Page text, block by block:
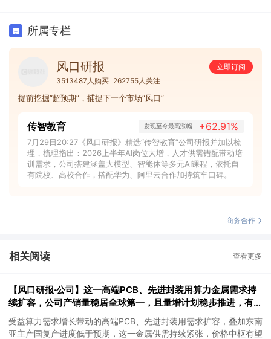
所属专栏
风口研报
立即订阅
3513487人购买 262755人关注
提前挖掘“超预期”，捕捉下一个市场“风口”
传智教育 发现至今最高涨幅 +62.91%
7月29日20:27《风口研报》精选“传智教育”公司研报并加以梳
理，梳理指出：2026上半年AI岗位大增，人才供需错配带动培
训需求，公司搭建涵盖大模型、智能体等多元AI课程，依托自
有院校、高校合作，搭配华为、阿里云合作加持筑牢口碑。
商务合作
相关阅读 查看更多
【风口研报·公司】这一高端PCB、先进封装用算力金属需求持
续扩容，公司产销量稳居全球第一，且量增计划稳步推进，有望
充分受益价格上行
受益算力需求增长带动的高端PCB、先进封装用需求扩容，叠加东南
亚主产国复产进度低于预期，这一金属供需持续紧张，价格中枢有望